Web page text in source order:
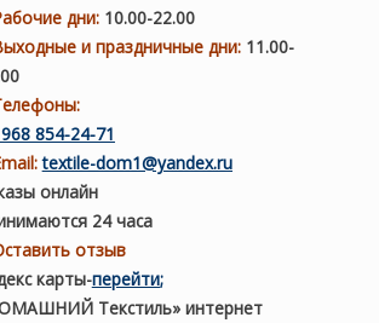
дни: 10.00-22.00
и праздничные дни:11.00-
854-24-71
textile-dom1@yandex.ru
онлайн
24 часа
отзыв
карты-перейти;
Текстиль» интернет